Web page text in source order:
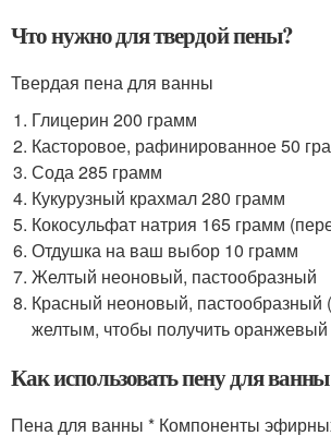
Что нужно для твердой пены?
Твердая пена для ванны
Глицерин 200 грамм
Касторовое, рафинированное 50
Сода 285 грамм
Кукурузный крахмал 280 грамм
Кокосульфат натрия 165 грамм
Отдушка на ваш выбор 10 грамм
Желтый неоновый, пастообразный
Красный неоновый, пастообразный
желтым, чтобы получить оранжевый
Как использовать пену для
Пена для ванны * Компоненты